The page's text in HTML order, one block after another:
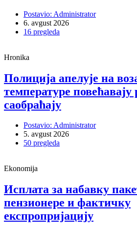
Postavio: Administrator
6. avgust 2026
16 pregleda
Hronika
Полиција апелује на
температуре повећавају
саобраћају
Postavio: Administrator
5. avgust 2026
50 pregleda
Ekonomija
Исплата за набавку
пензионере и фактичку
експропријацију